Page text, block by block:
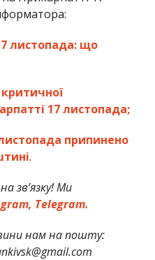
листопада: що
17 листопада;
припинено
.
зв’язку! Ми
Telegram.
нам на пошту: